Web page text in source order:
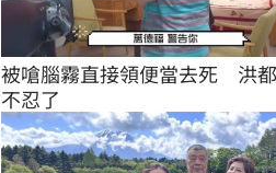
被嗆腦霧直接領便當去死　洪
不忍了